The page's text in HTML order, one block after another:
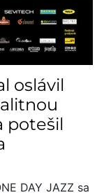
oslávil
potešil
DAY JAZZ sa